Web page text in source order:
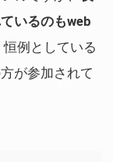
いるのもweb
例としている
が参加されて